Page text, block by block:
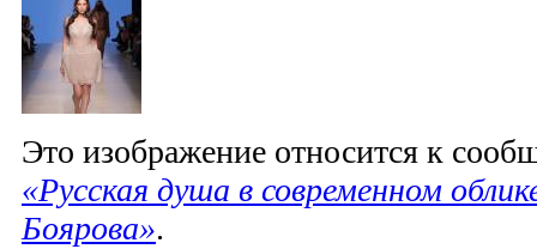
Это изображение относится к
«Русская душа в современном
Боярова».